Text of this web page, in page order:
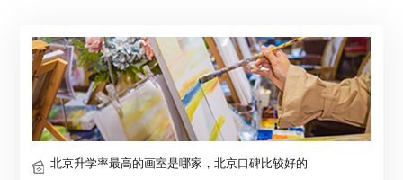
北京升学率最高的画室是哪家，北京口碑比较好的